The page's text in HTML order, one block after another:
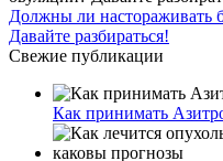
Должны ли настораживать
Давайте разбираться!
Свежие публикации
Как принимать